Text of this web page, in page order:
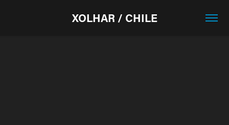
XOLHAR / CHILE